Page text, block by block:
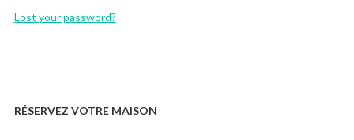
Lost your password?
RÉSERVEZ VOTRE MAISON